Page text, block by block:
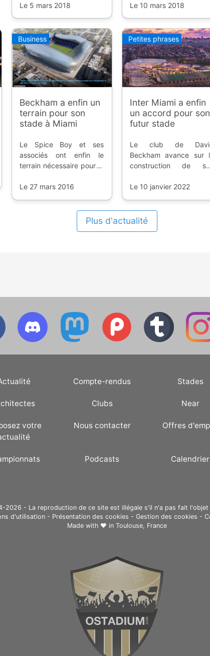
importantes des
et les couleurs du club.
Le 5 mars 2018
refuge sur une partie du
Le 10 mars 2018
Business
Beckham a enfin un
terrain pour son
stade à Miami
Le Spice Boy et ses
associés ont enfin le
terrain nécessaire pour la
enceinte de la Major
Le 27 mars 2016
Petites phrases
Inter Miami a enfin
un accord pour son
futur stade
Le club de
Beckham avance sur
construction de
donne son feu vert.
Le 10 janvier 2022
Plus d'actualité
Compte-rendus Stades
Clubs Near
votre
Nous contacter Offres
Podcasts Calendrier
2026 - La reproduction de ce site est illégale s'il n'a pas fait l'objet
d'utilisation - Présentation des cookies - Gestion des cookies -
Made with ❤ in Toulouse, France